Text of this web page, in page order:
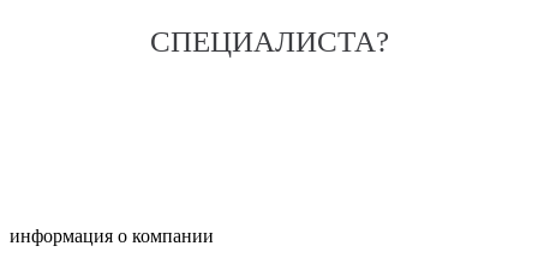
СПЕЦИАЛИСТА?
информация о компании